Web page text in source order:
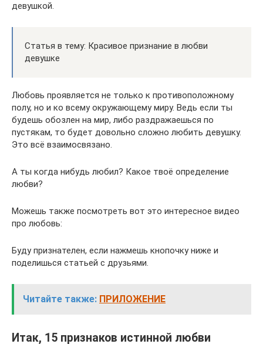
девушкой.
Статья в тему: Красивое признание в любви
девушке
Любовь проявляется не только к противоположному
полу, но и ко всему окружающему миру. Ведь если ты
будешь обозлен на мир, либо раздражаешься по
пустякам, то будет довольно сложно любить девушку.
Это всё взаимосвязано.
А ты когда нибудь любил? Какое твоё определение
любви?
Можешь также посмотреть вот это интересное видео
про любовь:
Буду признателен, если нажмешь кнопочку ниже и
поделишься статьей с друзьями.
Читайте также: ПРИЛОЖЕНИЕ
Итак, 15 признаков истинной любви